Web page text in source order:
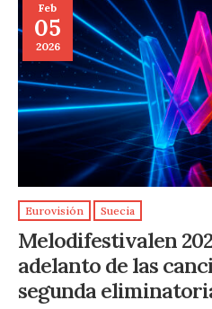
Feb
05
2026
Eurovisión Suecia
Melodifestivalen
adelanto de las
segunda